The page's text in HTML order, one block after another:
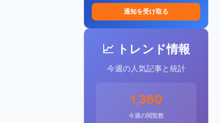
通知を受け取る
📈 トレンド情報
今週の人気記事と統計
1,360
今週の閲覧数